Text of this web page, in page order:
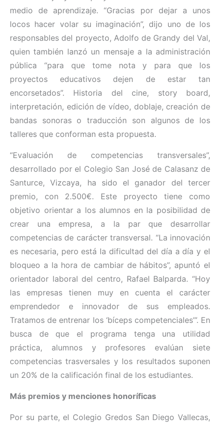
medio de aprendizaje. “Gracias por dejar a unos
locos hacer volar su imaginación”, dijo uno de los
responsables del proyecto, Adolfo de Grandy del Val,
quien también lanzó un mensaje a la administración
pública “para que tome nota y para que los
proyectos educativos dejen de estar tan
encorsetados”. Historia del cine, story board,
interpretación, edición de vídeo, doblaje, creación de
bandas sonoras o traducción son algunos de los
talleres que conforman esta propuesta.
“Evaluación de competencias transversales”,
desarrollado por el Colegio San José de Calasanz de
Santurce, Vizcaya, ha sido el ganador del tercer
premio, con 2.500€. Este proyecto tiene como
objetivo orientar a los alumnos en la posibilidad de
crear una empresa, a la par que desarrollar
competencias de carácter transversal. “La innovación
es necesaria, pero está la dificultad del día a día y el
bloqueo a la hora de cambiar de hábitos”, apuntó el
orientador laboral del centro, Rafael Balparda. “Hoy
las empresas tienen muy en cuenta el carácter
emprendedor e innovador de sus empleados.
Tratamos de entrenar los ‘bíceps competenciales’”. En
busca de que el programa tenga una utilidad
práctica, alumnos y profesores evalúan siete
competencias trasversales y los resultados suponen
un 20% de la calificación final de los estudiantes.
Más premios y menciones honoríficas
Por su parte, el Colegio Gredos San Diego Vallecas,